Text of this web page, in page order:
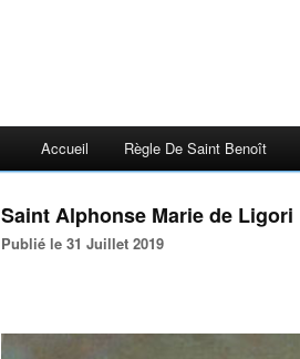
Accueil Règle De Saint Benoît
Saint Alphonse Marie de Ligori
Publié le 31 Juillet 2019